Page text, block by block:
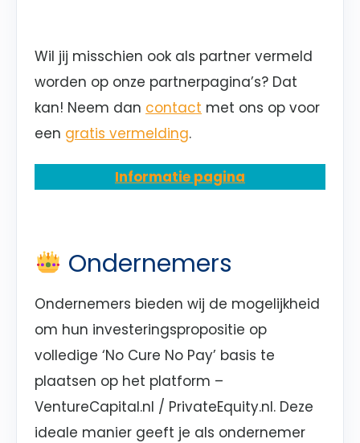
Wil jij misschien ook als partner vermeld
worden op onze partnerpagina’s? Dat
kan! Neem dan contact met ons op voor
een gratis vermelding.
Informatie pagina
Ondernemers
Ondernemers bieden wij de mogelijkheid
om hun investeringspropositie op
volledige ‘No Cure No Pay’ basis te
plaatsen op het platform –
VentureCapital.nl / PrivateEquity.nl. Deze
ideale manier geeft je als ondernemer